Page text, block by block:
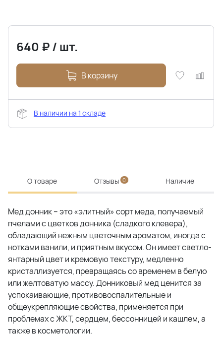
640 ₽/ шт.
В корзину
В наличии на 1 складе
О товаре Отзывы 0 Наличие
Мед донник – это «элитный» сорт меда, получаемый
пчелами с цветков донника (сладкого клевера),
обладающий нежным цветочным ароматом, иногда с
нотками ванили, и приятным вкусом. Он имеет светло-
янтарный цвет и кремовую текстуру, медленно
кристаллизуется, превращаясь со временем в белую
или желтоватую массу. Донниковый мед ценится за
успокаивающие, противовоспалительные и
общеукрепляющие свойства, применяется при
проблемах с ЖКТ, сердцем, бессонницей и кашлем, а
также в косметологии.